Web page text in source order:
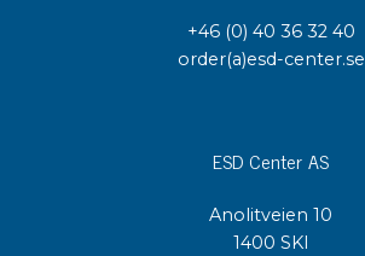
+46 (0) 40 36 32 40
order(a)esd-center.se
ESD Center AS
Anolitveien 10
1400 SKI